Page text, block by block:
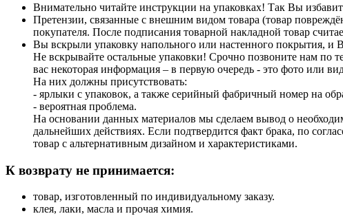
Внимательно читайте инструкции на упаковках! Так Вы
Претензии, связанные с внешним видом товара (товар
покупателя. После подписания товарной накладной товар
Вы вскрыли упаковку напольного или настенного покрытия, и
Не вскрывайте остальные упаковки! Срочно позвоните нам по
вас некоторая информация – в первую очередь - это фото или
На них должны присутствовать:
- ярлыки с упаковок, а также серийный фабричный номер на
- вероятная проблема.
На основании данных материалов мы сделаем вывод о
дальнейших действиях. Если подтвердится факт брака, по
товар с альтернативным дизайном и характеристиками.
К возврату не принимается:
товар, изготовленный по индивидуальному заказу.
клея, лаки, масла и прочая химия.